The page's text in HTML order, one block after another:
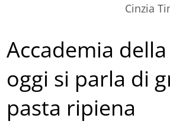
Cinzia
Accademia
oggi si parla di
pasta ripiena